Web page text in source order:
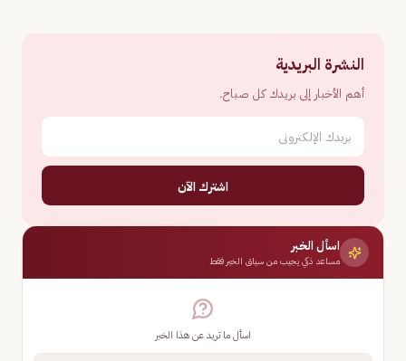
النشرة البريدية
أهم الأخبار إلى بريدك كل صباح.
اشترك الآن
اسأل الخبر
مساعد ذكي يجيب من سياق الخبر فقط
اسأل ما تريد عن هذا الخبر